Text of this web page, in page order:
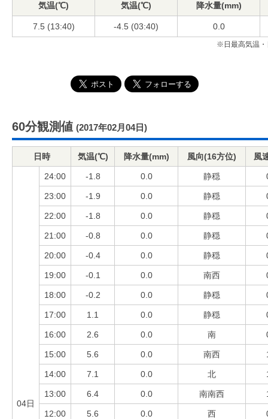
気温(℃)
気温(℃)
降水量(mm)
7.5 (13:40) -4.5 (03:40) 0.0
※日最高気温・
60分観測値 (2017年02月04日)
日時 気温(℃) 降水量(mm) 風向(16方位) 風
04日
24:00 -1.8 0.0 静穏
23:00 -1.9 0.0 静穏
22:00 -1.8 0.0 静穏
21:00 -0.8 0.0 静穏
20:00 -0.4 0.0 静穏
19:00 -0.1 0.0 南西
18:00 -0.2 0.0 静穏
17:00 1.1 0.0 静穏
16:00 2.6 0.0 南
15:00 5.6 0.0 南西
14:00 7.1 0.0 北
13:00 6.4 0.0 南南西
12:00 5.6 0.0 西